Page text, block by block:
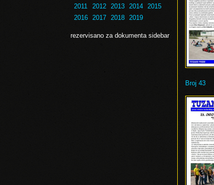
2011
2012 2013 2014 2015
2016 2017 2018 2019
rezervisano za dokumenta sidebar
Broj 43